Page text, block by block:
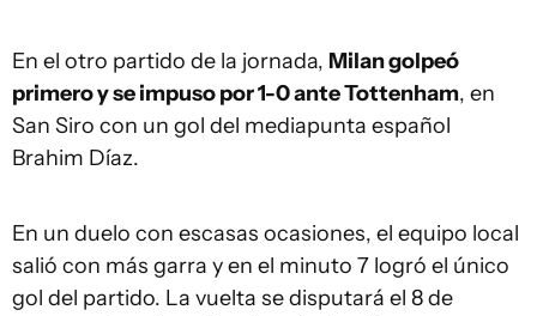
En el otro partido de la jornada, Milan golpeó
primero y se impuso por 1-0 ante Tottenham, en
San Siro con un gol del mediapunta español
Brahim Díaz.
En un duelo con escasas ocasiones, el equipo local
salió con más garra y en el minuto 7 logró el único
gol del partido. La vuelta se disputará el 8 de